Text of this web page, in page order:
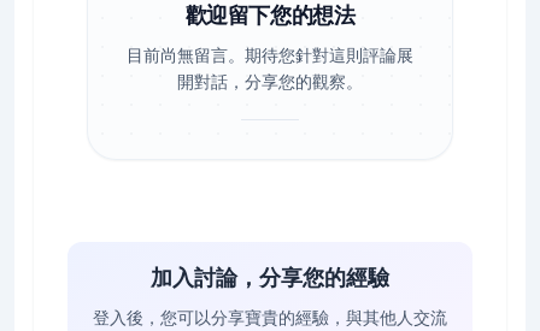
歡迎留下您的想法
目前尚無留言。期待您針對這則評論展
開對話，分享您的觀察。
加入討論，分享您的經驗
登入後，您可以分享寶貴的經驗，與其他人交流